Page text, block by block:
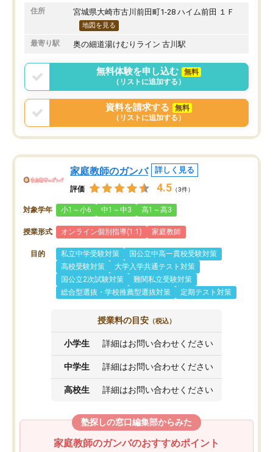
住所 宮城県大崎市古川前田町1-28 ハイム前田 １Ｆ
地図を見る
最寄り駅 奥の細道湯けむりライン 古川駅
無料体験を申し込む
無料
（リストに追加する）
資料を請求する
無料
（リストに追加する）
家庭教師のガンバ 詳しく見る
評価 4.5 （3件）
対象学年 小1～小6 中1～中3 高1～高3
授業形式 オンライン個別指導(1:1) 家庭教師
目的 私立中学受験対策
国公立中高一貫校受験対策
高校受験対策
大学入学共通テスト対策
国公立2次試験対策
難関私立受験対策
総合型選抜・学校推薦型選抜対策
定期テスト対策
授業料の目安 （税込）
小学生 詳細はお問い合わせください
中学生 詳細はお問い合わせください
高校生 詳細はお問い合わせください
塾探しの窓口編集部からみた
家庭教師のガンバのおすすめポイント